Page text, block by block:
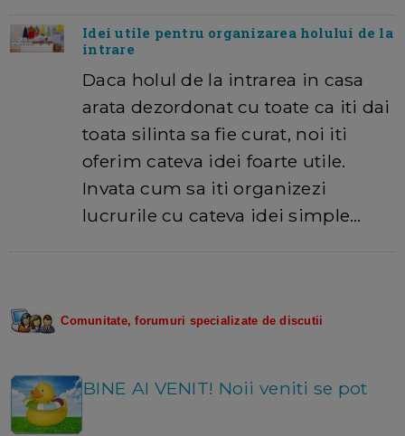
Idei utile pentru organizarea holului de la
intrare
Daca holul de la intrarea in casa
arata dezordonat cu toate ca iti dai
toata silinta sa fie curat, noi iti
oferim cateva idei foarte utile.
Invata cum sa iti organizezi
lucrurile cu cateva idei simple…
Comunitate, forumuri specializate de discutii
BINE AI VENIT! Noii veniti se pot